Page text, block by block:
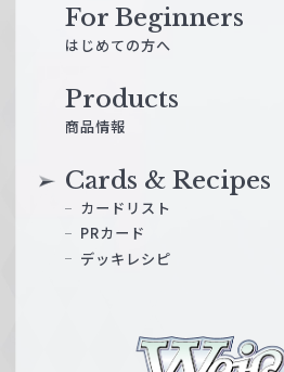
For Beginners
はじめての方へ
Products
商品情報
Cards & Recipes
カードリスト
PRカード
デッキレシピ